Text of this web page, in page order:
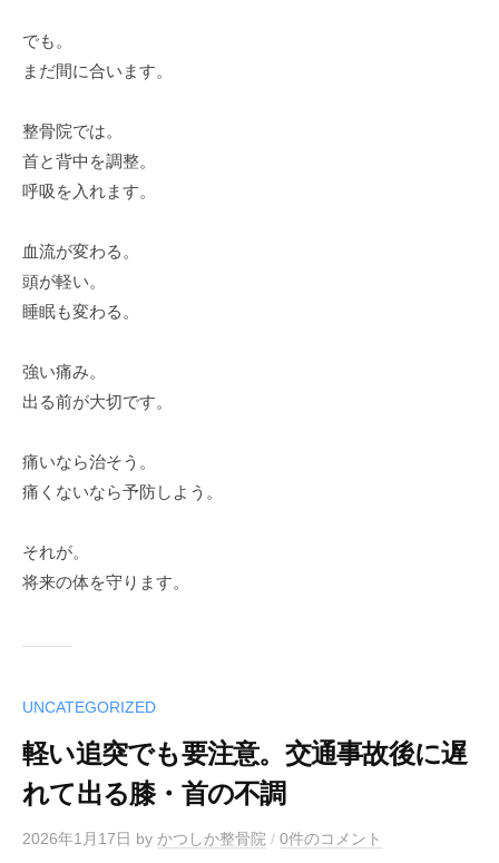
でも。
まだ間に合います。
整骨院では。
首と背中を調整。
呼吸を入れます。
血流が変わる。
頭が軽い。
睡眠も変わる。
強い痛み。
出る前が大切です。
痛いなら治そう。
痛くないなら予防しよう。
それが。
将来の体を守ります。
UNCATEGORIZED
軽い追突でも要注意。交通事故後に遅
れて出る膝・首の不調
2026年1月17日 by かつしか整骨院 / 0件のコメント